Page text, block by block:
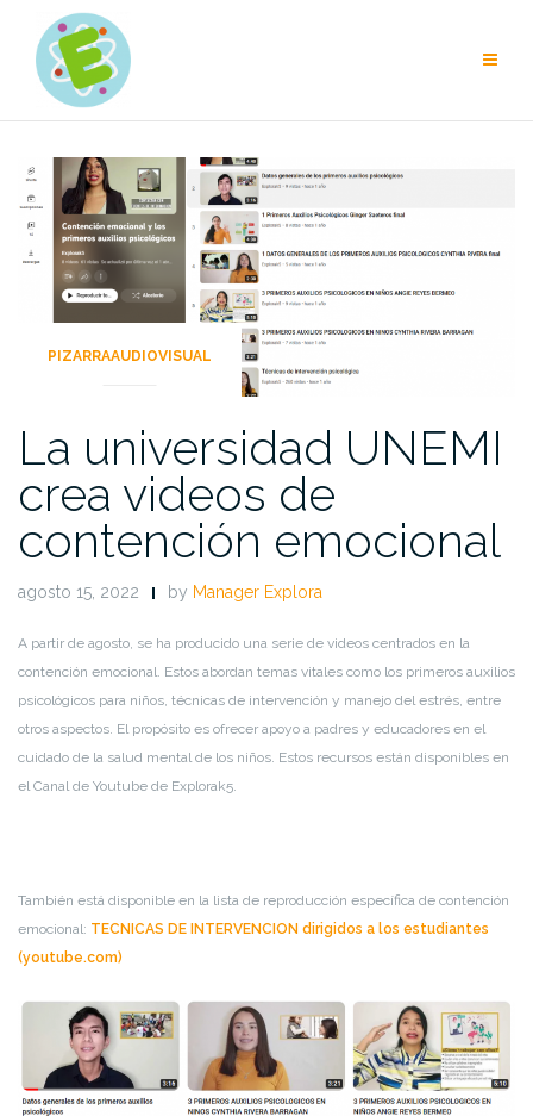
content
PIZARRAAUDIOVISUAL
La universidad UNEMI
crea videos de
contención emocional
agosto 15, 2022 by Manager Explora
A partir de agosto, se ha producido una serie de videos centrados en la
contención emocional. Estos abordan temas vitales como los primeros auxilios
psicológicos para niños, técnicas de intervención y manejo del estrés, entre
otros aspectos. El propósito es ofrecer apoyo a padres y educadores en el
cuidado de la salud mental de los niños. Estos recursos están disponibles en
el Canal de Youtube de Explorak5.
También está disponible en la lista de reproducción específica de contención
emocional: TECNICAS DE INTERVENCION dirigidos a los estudiantes
(youtube.com)